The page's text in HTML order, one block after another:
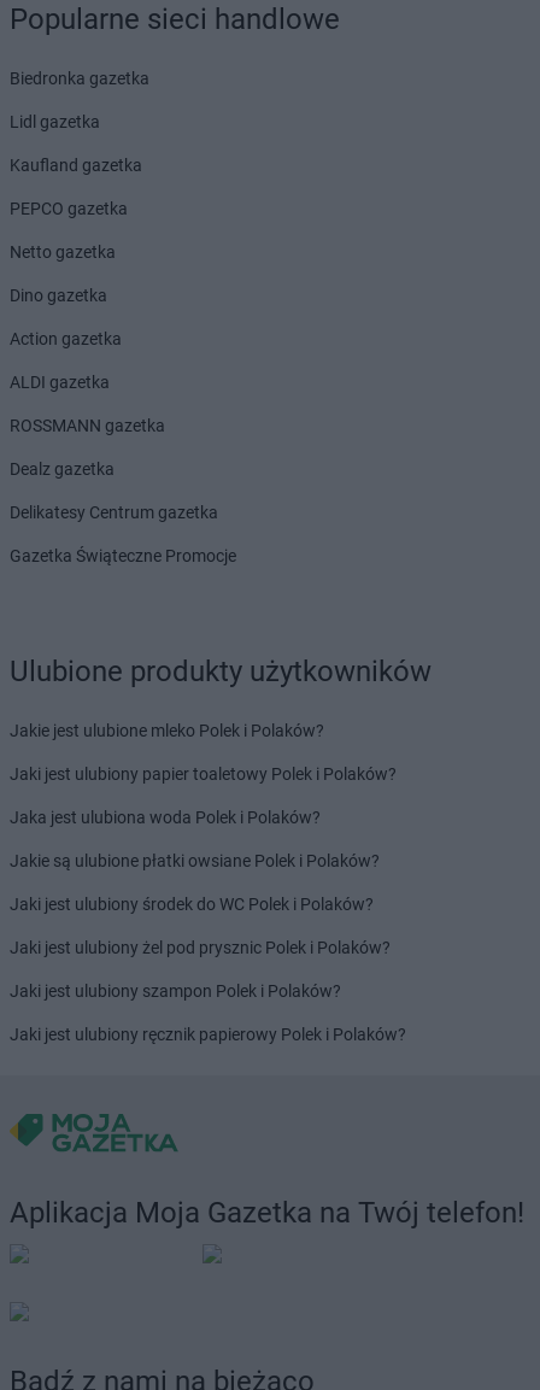
Popularne sieci handlowe
Biedronka gazetka
Lidl gazetka
Kaufland gazetka
PEPCO gazetka
Netto gazetka
Dino gazetka
Action gazetka
ALDI gazetka
ROSSMANN gazetka
Dealz gazetka
Delikatesy Centrum gazetka
Gazetka Świąteczne Promocje
Ulubione produkty użytkowników
Jakie jest ulubione mleko Polek i Polaków?
Jaki jest ulubiony papier toaletowy Polek i Polaków?
Jaka jest ulubiona woda Polek i Polaków?
Jakie są ulubione płatki owsiane Polek i Polaków?
Jaki jest ulubiony środek do WC Polek i Polaków?
Jaki jest ulubiony żel pod prysznic Polek i Polaków?
Jaki jest ulubiony szampon Polek i Polaków?
Jaki jest ulubiony ręcznik papierowy Polek i Polaków?
Aplikacja Moja Gazetka na Twój telefon!
Bądź z nami na bieżąco